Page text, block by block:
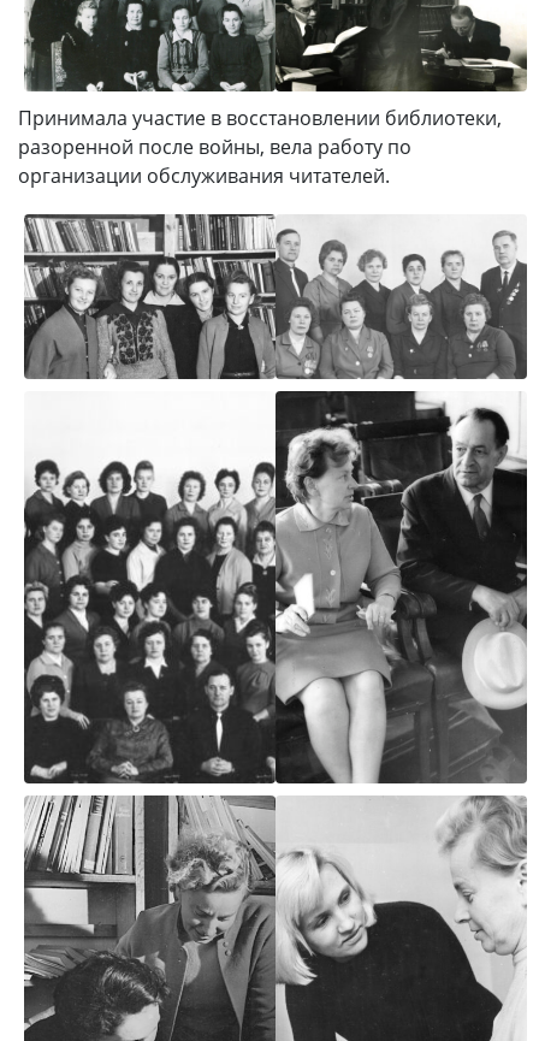
Принимала участие в восстановлении библиотеки,
разоренной после войны, вела работу по
организации обслуживания читателей.